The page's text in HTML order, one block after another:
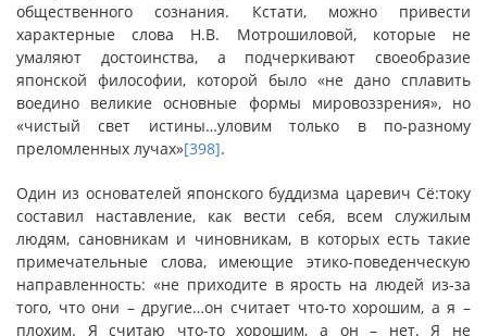
общественного сознания. Кстати, можно привести
характерные слова Н.В. Мотрошиловой, которые не
умаляют достоинства, а подчеркивают своеобразие
японской философии, которой было «не дано сплавить
воедино великие основные формы мировоззрения», но
«чистый свет истины…уловим только в по-разному
преломленных лучах»[398].
Один из основателей японского буддизма царевич Сё:току
составил наставление, как вести себя, всем служилым
людям, сановникам и чиновникам, в которых есть такие
примечательные слова, имеющие этико-поведенческую
направленность: «не приходите в ярость на людей из-за
того, что они – другие…он считает что-то хорошим, а я –
плохим. Я считаю что-то хорошим, а он – нет. Я не